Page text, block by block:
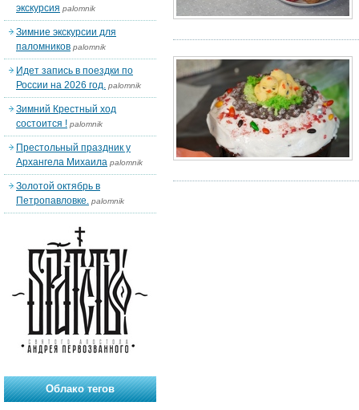
экскурсия palomnik
Зимние экскурсии для
паломников palomnik
Идет запись в поездки по
России на 2026 год. palomnik
Зимний Крестный ход
состоится ! palomnik
Престольный праздник у
Архангела Михаила palomnik
Золотой октябрь в
Петропавловке. palomnik
Облако тегов